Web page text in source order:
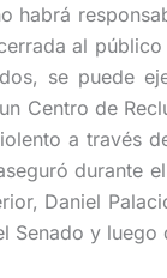
al
se puede
Centro de
a través
Daniel
y